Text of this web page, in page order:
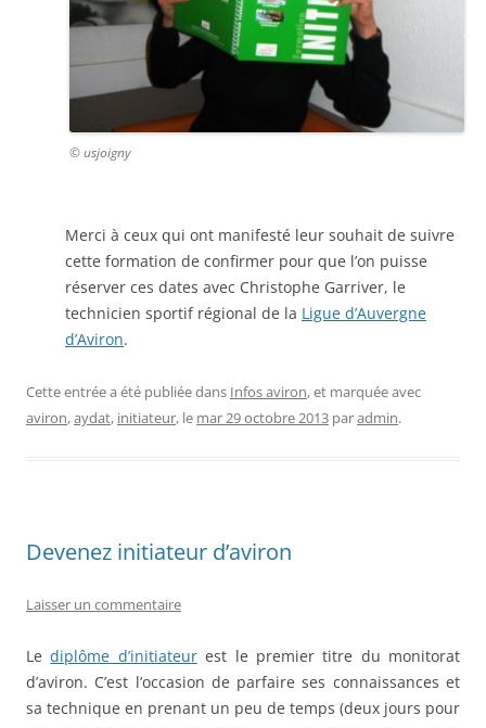
© usjoigny
Merci à ceux qui ont manifesté leur souhait de suivre
cette formation de confirmer pour que l’on puisse
réserver ces dates avec Christophe Garriver, le
technicien sportif régional de la Ligue d’Auvergne
d’Aviron.
Cette entrée a été publiée dans Infos aviron, et marquée avec
aviron,aydat, initiateur, le mar 29 octobre 2013 paradmin.
Devenez initiateur d’aviron
Laisser un commentaire
Lediplôme d’initiateurest le premier titre du monitorat
d’aviron. C’est l’occasion de parfaire ses connaissances et
sa technique en prenant un peu de temps (deux jours pour